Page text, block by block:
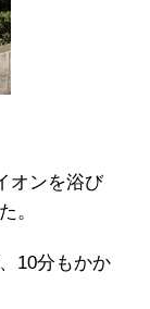
オンを浴び
。
10分もかか